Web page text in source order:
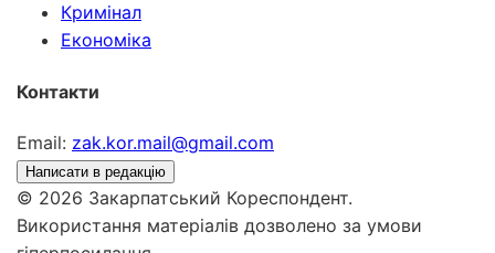
Кримінал
Економіка
Контакти
Email: zak.kor.mail@gmail.com
Написати в редакцію
© 2026 Закарпатський Кореспондент.
Використання матеріалів дозволено за умови